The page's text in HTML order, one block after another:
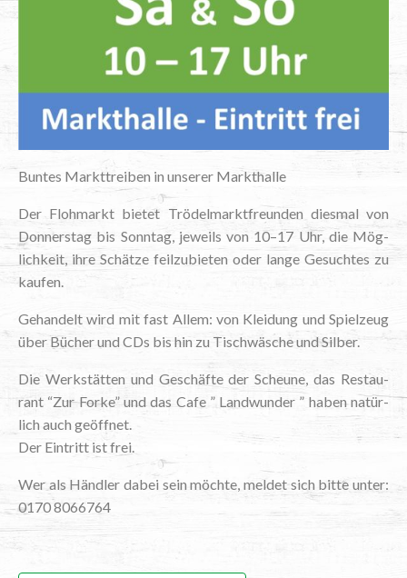
Bun­tes Markt­trei­ben in unse­rer Markthalle
Der Floh­markt bie­tet Trö­del­markt­freun­den dies­mal von
Don­ners­tag bis Sonn­tag, jeweils von 10–17 Uhr, die Mög­
lich­keit, ihre Schät­ze feil­zu­bie­ten oder lan­ge Gesuch­tes zu
kaufen.
Gehan­delt wird mit fast Allem: von Klei­dung und Spiel­zeug
über Bücher und CDs bis hin zu Tisch­wä­sche und Silber.
Die Werk­stät­ten und Geschäf­te der Scheu­ne, das Restau­
rant “Zur For­ke” und das Cafe ” Land­wun­der ” haben natür­
lich auch geöffnet.
Der Ein­tritt ist frei.
Wer als Händ­ler dabei sein möch­te, mel­det sich bit­te unter:
0170 8066764